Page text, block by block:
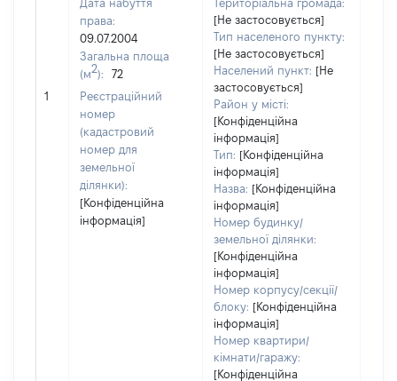
1
Дата набуття
права:
09.07.2004
Загальна площа
(м2):
72
Реєстраційний
номер
(кадастровий
номер для
земельної
ділянки):
[Конфіденційна
інформація]
Територіальна громада:
[Не застосовується]
Тип населеного пункту:
[Не застосовується]
Населений пункт: [Не
застосовується]
Район у місті:
[Конфіденційна
інформація]
Тип: [Конфіденційна
інформація]
Назва: [Конфіденційна
інформація]
Номер будинку/
земельної ділянки:
[Конфіденційна
інформація]
Номер корпусу/секції/
блоку: [Конфіденційна
інформація]
Номер квартири/
кімнати/гаражу:
[Конфіденційна